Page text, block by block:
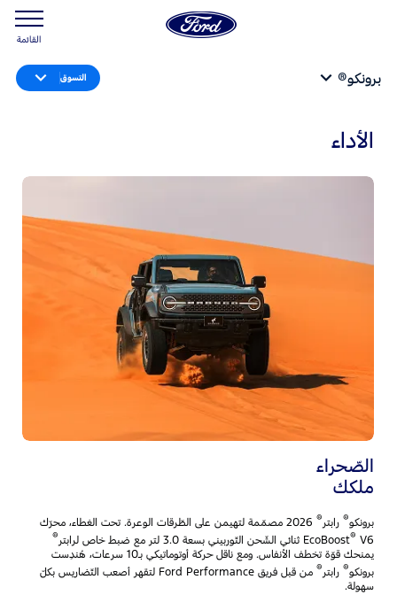
القائمة
برونكو® التسوق
الأداء
الصّحراء
ملكك
برونكو®رابتر ®
2026 مصمّمة لتهيمن على الطّرقات الوعرة. تحت الغطاء، محرّك
EcoBoost® V6 ثنائي الشّحن التّوربيني بسعة 3.0 لتر مع ضبط خاص لرابتر ®
يمنحك قوّة تخطف الأنفاس. ومع ناقل حركة أوتوماتيكي بـ10 سرعات، هُندِست
برونكو®رابتر ®
من قبل فريق Ford Performance لتقهر أصعب التّضاريس بكلّ
سهولة.